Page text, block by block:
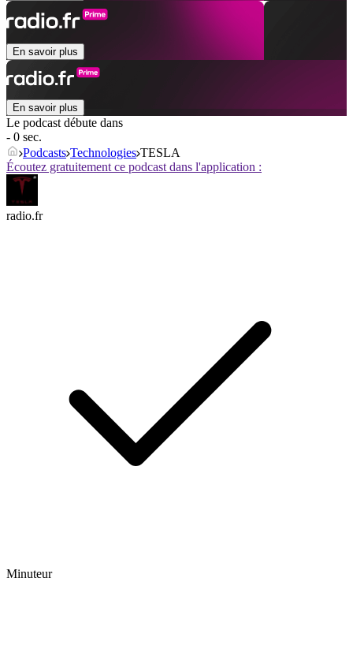
En savoir plus
En savoir plus
Le podcast débute dans
- 0 sec.
Podcasts Technologies TESLA
Écoutez gratuitement ce podcast dans l'application :
radio.fr
Minuteur